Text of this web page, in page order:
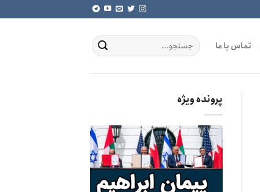
تماس با ما
پرونده ویژه